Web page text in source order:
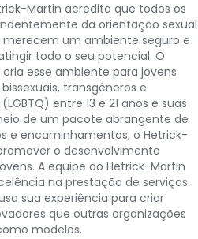
Martin acredita que todos os
da orientação sexual
merecem um ambiente seguro e
todo o seu potencial. O
esse ambiente para jovens
transgêneros e
entre 13 e 21 anos e suas
de um pacote abrangente de
e encaminhamentos, o Hetrick-
o desenvolvimento
A equipe do Hetrick-Martin
na prestação de serviços
sua experiência para criar
que outras organizações
modelos.